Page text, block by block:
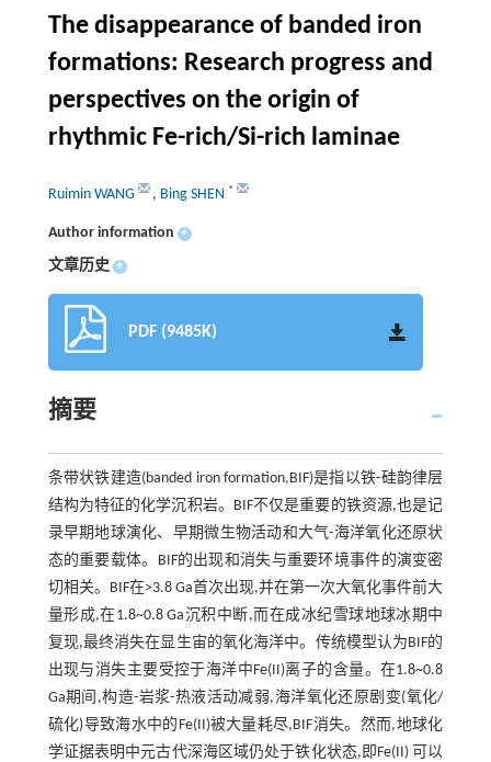
The disappearance of banded iron
formations: Research progress and
perspectives on the origin of
rhythmic Fe-rich/Si-rich laminae
Ruimin WANG , Bing SHEN *
Author information +
文章历史 +
PDF (9485K)
摘要
条带状铁建造(banded iron formation,BIF)是指以铁-硅韵律层
结构为特征的化学沉积岩。BIF不仅是重要的铁资源,也是记
录早期地球演化、早期微生物活动和大气-海洋氧化还原状
态的重要载体。BIF的出现和消失与重要环境事件的演变密
切相关。BIF在>3.8 Ga首次出现,并在第一次大氧化事件前大
量形成,在1.8~0.8 Ga沉积中断,而在成冰纪雪球地球冰期中
复现,最终消失在显生宙的氧化海洋中。传统模型认为BIF的
出现与消失主要受控于海洋中Fe(II)离子的含量。在1.8~0.8
Ga期间,构造-岩浆-热液活动减弱,海洋氧化还原剧变(氧化/
硫化)导致海水中的Fe(II)被大量耗尽,BIF消失。然而,地球化
学证据表明中元古代深海区域仍处于铁化状态,即Fe(II) 可以